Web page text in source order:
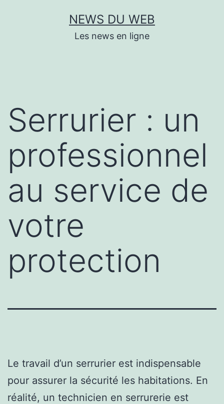
NEWS DU WEB
Les news en ligne
Serrurier : un
professionnel
au service de
votre
protection
Le travail d’un serrurier est indispensable
pour assurer la sécurité les habitations. En
réalité, un technicien en serrurerie est